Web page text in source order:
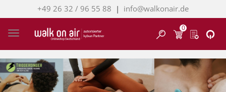
+49 26 32 / 96 55 88 | info@walkonair.de
Toggle navigation Finden
0